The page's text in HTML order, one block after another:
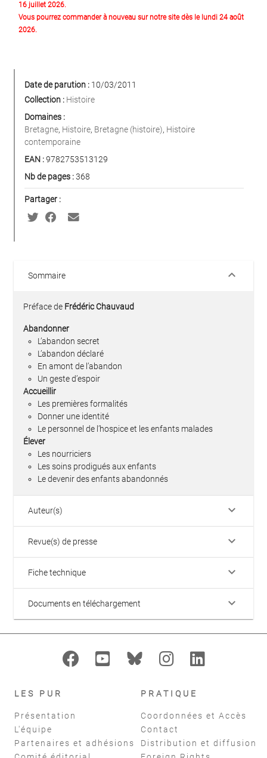
16 juillet 2026.
Vous pourrez commander à nouveau sur notre site dès le lundi 24 août
2026.
Date de parution : 10/03/2011
Collection : Histoire
Domaines :
Bretagne, Histoire, Bretagne (histoire), Histoire
contemporaine
EAN :9782753513129
Nb de pages :368
Partager :
Sommaire keyboard_arrow_down
Préface de Frédéric Chauvaud
Abandonner
L’abandon secret
L’abandon déclaré
En amont de l’abandon
Un geste d’espoir
Accueillir
Les premières formalités
Donner une identité
Le personnel de l’hospice et les enfants malades
Élever
Les nourriciers
Les soins prodigués aux enfants
Le devenir des enfants abandonnés
Auteur(s) keyboard_arrow_down
Revue(s) de presse keyboard_arrow_down
Fiche technique keyboard_arrow_down
Documents en téléchargement keyboard_arrow_down
LES PUR
Présentation
L'équipe
Partenaires et adhésions
PRATIQUE
Coordonnées et Accès
Contact
Distribution et diffusion